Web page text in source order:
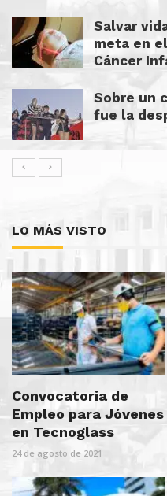
Salvar
meta en
Cáncer
Sobre un
fue la
LO MÁS VISTO
Convocatoria de
Empleo para Jóvenes
en Tecnoglass
24 de agosto de 2021